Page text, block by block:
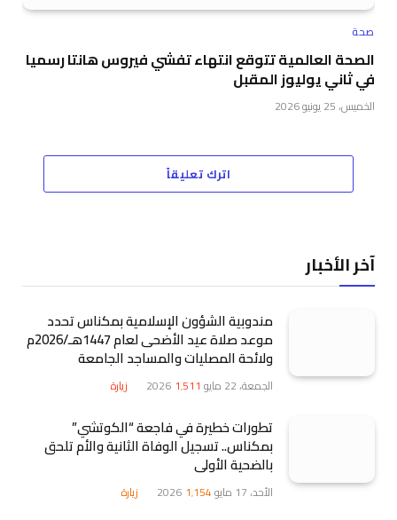
صحة
الصحة العالمية تتوقع انتهاء تفشي فيروس هانتا رسميا
في ثاني يوليوز المقبل
الخميس، 25 يونيو 2026
اترك تعليقاً
آخر الأخبار
مندوبية الشؤون الإسلامية بمكناس تحدد
موعد صلاة عيد الأضحى لعام 1447هـ/2026م
ولائحة المصليات والمساجد الجامعة
الجمعة، 22 مايو 2026 1٬511 زيارة
تطورات خطيرة في فاجعة “الكوتشي”
بمكناس.. تسجيل الوفاة الثانية والأم تلحق
بالضحية الأولى
الأحد، 17 مايو 2026 1٬154 زيارة